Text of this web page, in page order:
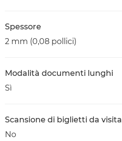
Spessore
2 mm (0,08 pollici)
Modalità documenti lunghi
Sì
Scansione di biglietti da visita
No